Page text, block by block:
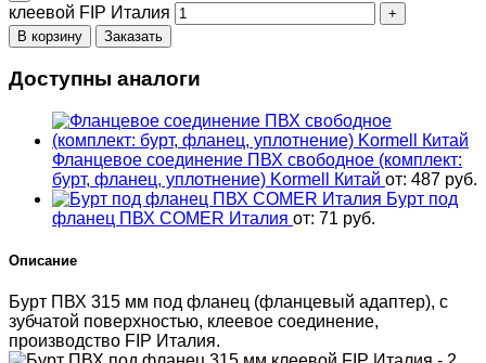
клеевой FIP Италия
В корзину Заказать
Доступны аналоги
Фланцевое соединение ПВХ свободное (комплект:
бурт, фланец, уплотнение) Kormell Китай от: 487 руб.
Бурт под
фланец ПВХ COMER Италия от: 71 руб.
Описание
Бурт ПВХ 315 мм под фланец (фланцевый адаптер), с
зубчатой поверхностью, клеевое соединение,
производство FIP Италия.